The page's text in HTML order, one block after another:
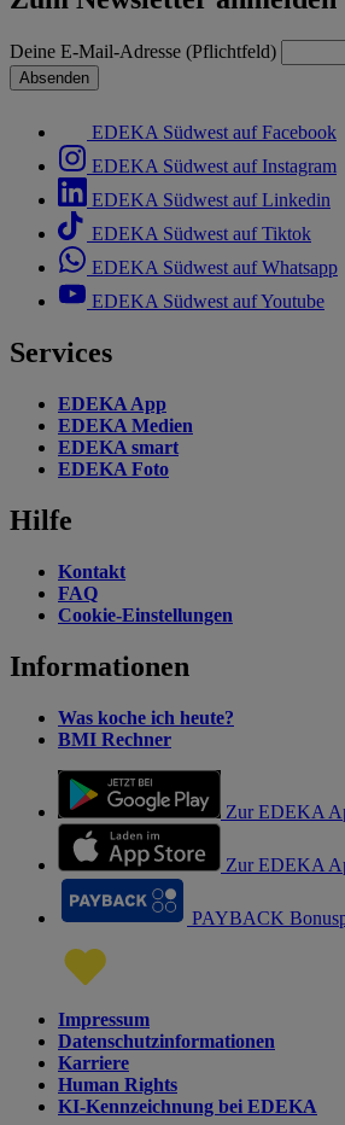
Deine E-Mail-Adresse (Pflichtfeld)
Absenden
EDEKA Südwest auf Facebook
EDEKA Südwest auf Instagram
EDEKA Südwest auf Linkedin
EDEKA Südwest auf Tiktok
EDEKA Südwest auf Whatsapp
EDEKA Südwest auf Youtube
Services
EDEKA App
EDEKA Medien
EDEKA smart
EDEKA Foto
Hilfe
Kontakt
FAQ
Cookie-Einstellungen
Informationen
Was koche ich heute?
BMI Rechner
Zur EDEKA
Zur EDEKA
PAYBACK
Impressum
Datenschutzinformationen
Karriere
Human Rights
KI-Kennzeichnung bei EDEKA